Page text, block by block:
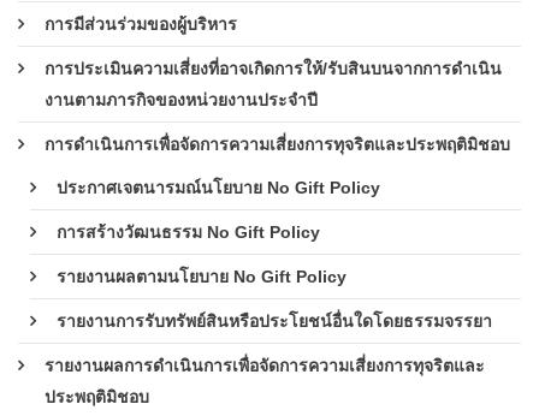
การมีส่วนร่วมของผู้บริหาร
การประเมินความเสี่ยงที่อาจเกิดการให้/รับสินบนจากการดำเนิน
งานตามภารกิจของหน่วยงานประจำปี
การดำเนินการเพื่อจัดการความเสี่ยงการทุจริตและประพฤติมิชอบ
ประกาศเจตนารมณ์นโยบาย No Gift Policy
การสร้างวัฒนธรรม No Gift Policy
รายงานผลตามนโยบาย No Gift Policy
รายงานการรับทรัพย์สินหรือประโยชน์อื่นใดโดยธรรมจรรยา
รายงานผลการดำเนินการเพื่อจัดการความเสี่ยงการทุจริตและ
ประพฤติมิชอบ